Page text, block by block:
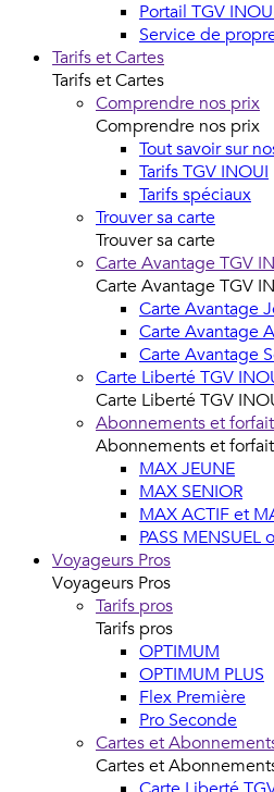
Portail TGV
Service de
Tarifs et Cartes
Tarifs et Cartes
Comprendre nos prix
Comprendre nos prix
Tout savoir sur
Tarifs TGV INOUI
Tarifs spéciaux
Trouver sa carte
Trouver sa carte
Carte Avantage TGV
Carte Avantage TGV
Carte Avantage
Carte Avantage
Carte Avantage
Carte Liberté TGV
Carte Liberté TGV
Abonnements et
Abonnements et
MAX JEUNE
MAX SENIOR
MAX ACTIF et
PASS MENSUEL
Voyageurs Pros
Voyageurs Pros
Tarifs pros
Tarifs pros
OPTIMUM
OPTIMUM PLUS
Flex Première
Pro Seconde
Cartes et
Cartes et